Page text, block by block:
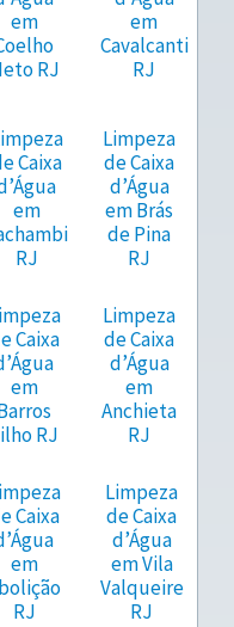
em
RJ
em
Cavalcanti
RJ
Caixa
em
RJ
Limpeza
de Caixa
d’Água
em Brás
de Pina
RJ
Caixa
em
RJ
Limpeza
de Caixa
d’Água
em
Anchieta
RJ
Caixa
em
RJ
Limpeza
de Caixa
d’Água
em Vila
Valqueire
RJ